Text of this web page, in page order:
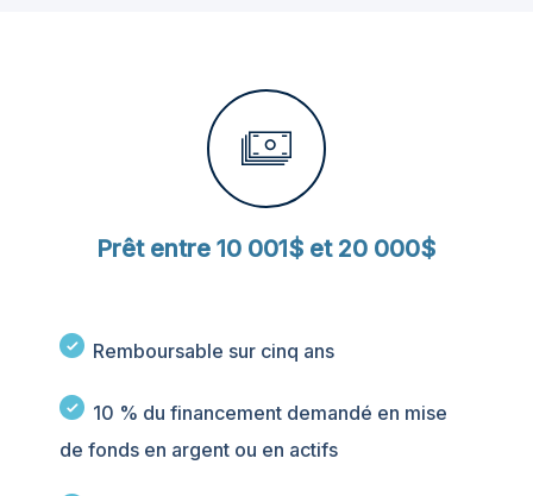
Prêt entre 10 001$ et 20 000$
Remboursable sur cinq ans
10 % du financement demandé en mise
de fonds en argent ou en actifs